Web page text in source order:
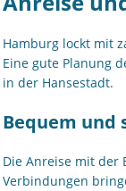
Hamburg lockt mit
Eine gute Planung
in der Hansestadt.
Bequem und
Die Anreise mit der
Verbindungen